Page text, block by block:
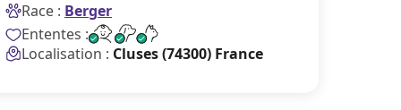
Race : Berger
Ententes :
Localisation : Cluses (74300) France